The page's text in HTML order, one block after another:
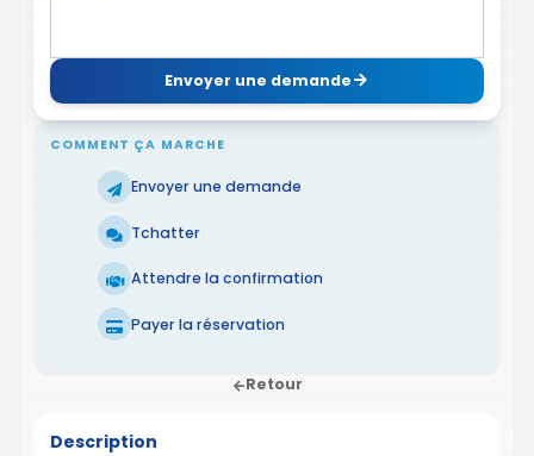
Envoyer une demande
COMMENT ÇA MARCHE
Envoyer une demande
Tchatter
Attendre la confirmation
Payer la réservation
Retour
Description